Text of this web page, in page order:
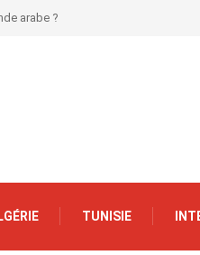
arabe ?
TUNISIE